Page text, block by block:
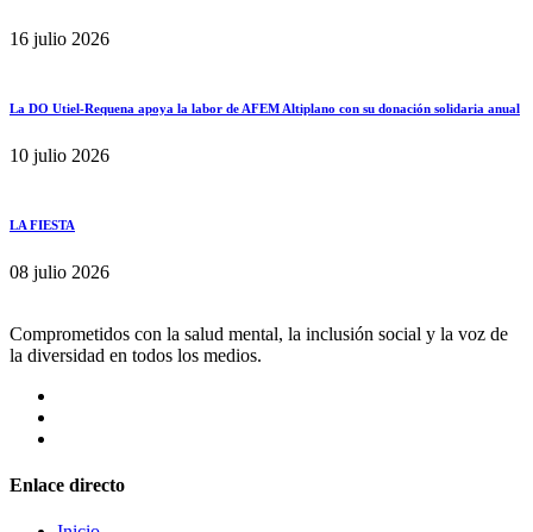
16 julio 2026
La DO Utiel-Requena apoya la labor de AFEM Altiplano con su donación solidaria anual
10 julio 2026
LA FIESTA
08 julio 2026
Comprometidos con la salud mental, la inclusión social y la voz de
la diversidad en todos los medios.
Enlace directo